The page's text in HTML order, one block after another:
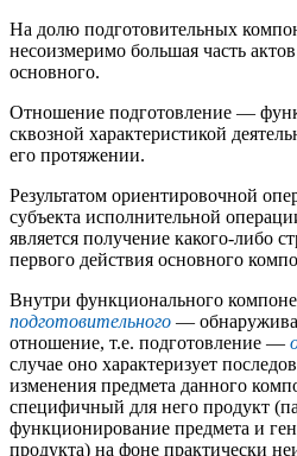
На долю подготовительных
несоизмеримо большая часть
основного.
Отношение подготовление —
сквозной характеристикой
его протяжении.
Результатом ориентировочной
субъекта исполнительной
является получение какого-либо
первого действия основного
Внутри функционального
подготовительного —
отношение, т.е. подготовление —
случае оно характеризует
изменения предмета данного
специфичный для него продукт
функционирование предмета и
продукта) на фоне практически